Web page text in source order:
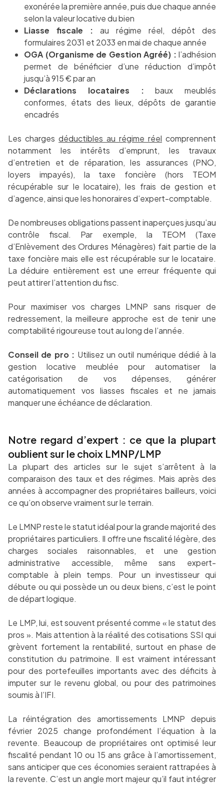
exonérée la première année, puis due chaque année
selon la valeur locative du bien
Liasse fiscale : au régime réel, dépôt des
formulaires 2031 et 2033 en mai de chaque année
OGA (Organisme de Gestion Agréé) : l’adhésion
permet de bénéficier d’une réduction d’impôt
jusqu’à 915 € par an
Déclarations locataires : baux meublés
conformes, états des lieux, dépôts de garantie
encadrés
Les charges déductibles au régime réel comprennent
notamment les intérêts d’emprunt, les travaux
d’entretien et de réparation, les assurances (PNO,
loyers impayés), la taxe foncière (hors TEOM
récupérable sur le locataire), les frais de gestion et
d’agence, ainsi que les honoraires d’expert-comptable.
De nombreuses obligations passent inaperçues jusqu’au
contrôle fiscal. Par exemple, la TEOM (Taxe
d’Enlèvement des Ordures Ménagères) fait partie de la
taxe foncière mais elle est récupérable sur le locataire.
La déduire entièrement est une erreur fréquente qui
peut attirer l’attention du fisc.
Pour maximiser vos charges LMNP sans risquer de
redressement, la meilleure approche est de tenir une
comptabilité rigoureuse tout au long de l’année.
Conseil de pro : Utilisez un outil numérique dédié à la
gestion locative meublée pour automatiser la
catégorisation de vos dépenses, générer
automatiquement vos liasses fiscales et ne jamais
manquer une échéance de déclaration.
Notre regard d’expert : ce que la plupart
oublient sur le choix LMNP/LMP
La plupart des articles sur le sujet s’arrêtent à la
comparaison des taux et des régimes. Mais après des
années à accompagner des propriétaires bailleurs, voici
ce qu’on observe vraiment sur le terrain.
Le LMNP reste le statut idéal pour la grande majorité des
propriétaires particuliers. Il offre une fiscalité légère, des
charges sociales raisonnables, et une gestion
administrative accessible, même sans expert-
comptable à plein temps. Pour un investisseur qui
débute ou qui possède un ou deux biens, c’est le point
de départ logique.
Le LMP, lui, est souvent présenté comme « le statut des
pros ». Mais attention à la réalité des cotisations SSI qui
grèvent fortement la rentabilité, surtout en phase de
constitution du patrimoine. Il est vraiment intéressant
pour des portefeuilles importants avec des déficits à
imputer sur le revenu global, ou pour des patrimoines
soumis à l’IFI.
La réintégration des amortissements LMNP depuis
février 2025 change profondément l’équation à la
revente. Beaucoup de propriétaires ont optimisé leur
fiscalité pendant 10 ou 15 ans grâce à l’amortissement,
sans anticiper que ces économies seraient rattrapées à
la revente. C’est un angle mort majeur qu’il faut intégrer